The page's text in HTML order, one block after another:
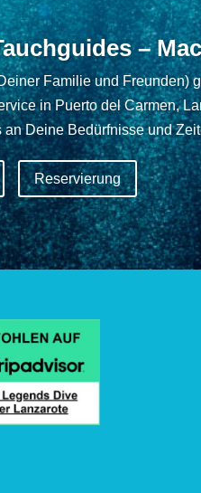
–
Familie und Freunden)
in Puerto del Carmen,
Deine Bedürfnisse und
Reservierung